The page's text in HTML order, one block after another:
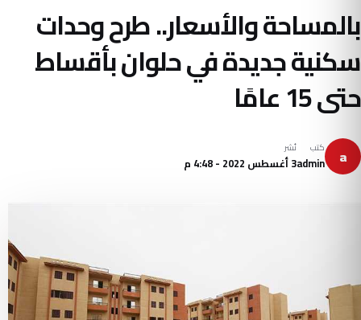
بالمساحة والأسعار.. طرح وحدات
سكنية جديدة في حلوان بأقساط
حتى 15 عامًا
a كتب
admin
نُشر
3 أغسطس 2022 - 4:48 م